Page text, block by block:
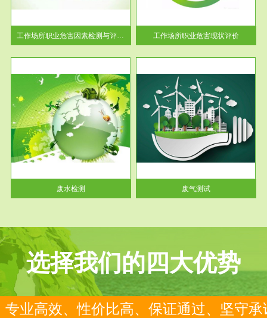
工作场所职业危害因素检测与评价...
-通过质谱分析等多种手段明确
工作场...
工作场所职业危害现状评价
废水检测
服务范围
废气测试
检测范围工业废气检测包括有机
废气和无机废气。有机废气主要
包括...
废气测试
选择我们的四大优势
专业高效、性价比高、保证通过、坚守承